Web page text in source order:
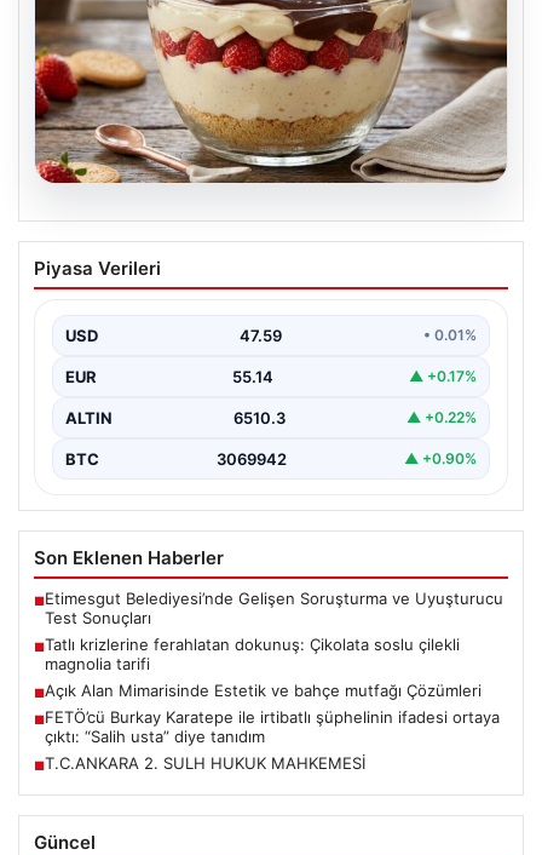
Tatlı krizlerine ferahlatan dokunuş:
Çikolata soslu çilekli magnolia tarifi
Soslu Çilekli Magnolia Tarifi”, “content”: “…
Piyasa Verileri
USD 47.59 • 0.01%
EUR 55.14 ▲ +0.17%
ALTIN 6510.3 ▲ +0.22%
BTC 3069942 ▲ +0.90%
Son Eklenen Haberler
■Etimesgut Belediyesi’nde Gelişen Soruşturma ve Uyuşturucu
Test Sonuçları
■Tatlı krizlerine ferahlatan dokunuş: Çikolata soslu çilekli
magnolia tarifi
■Açık Alan Mimarisinde Estetik ve bahçe mutfağı Çözümleri
■FETÖ’cü Burkay Karatepe ile irtibatlı şüphelinin ifadesi ortaya
çıktı: “Salih usta” diye tanıdım
■T.C.ANKARA 2. SULH HUKUK MAHKEMESİ
Güncel